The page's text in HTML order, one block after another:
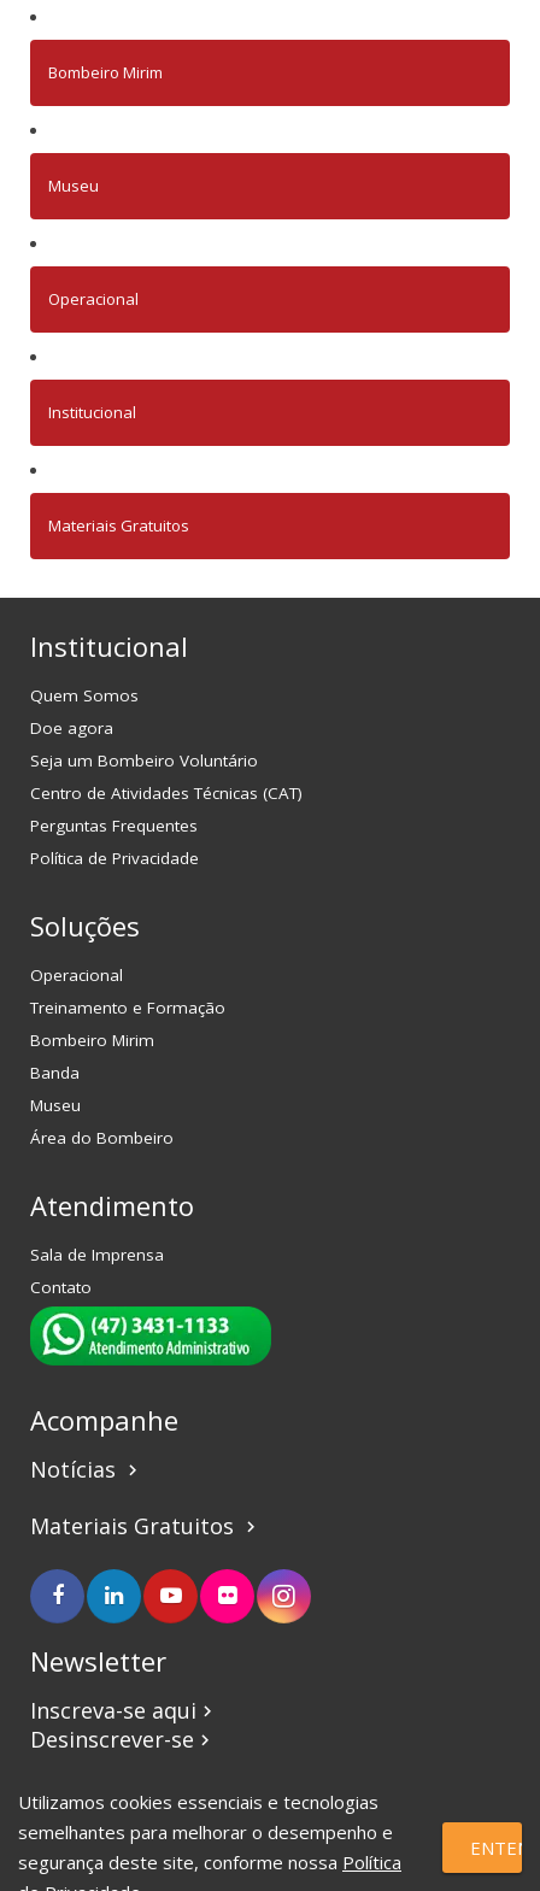
Bombeiro Mirim
Museu
Operacional
Institucional
Materiais Gratuitos
Institucional
Quem Somos
Doe agora
Seja um Bombeiro Voluntário
Centro de Atividades Técnicas (CAT)
Perguntas Frequentes
Política de Privacidade
Soluções
Operacional
Treinamento e Formação
Bombeiro Mirim
Banda
Museu
Área do Bombeiro
Atendimento
Sala de Imprensa
Contato
Acompanhe
Notícias keyboard_arrow_right
Materiais Gratuitos keyboard_arrow_right
Newsletter
Inscreva-se aqui keyboard_arrow_right
Desinscrever-se keyboard_arrow_right
©2017 CBVJ. Todos os direitos reservados.
Utilizamos cookies essenciais e tecnologias
semelhantes para melhorar o desempenho e
segurança deste site, conforme nossa Política